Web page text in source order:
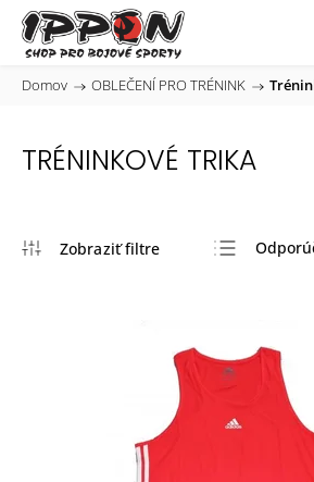
Domov / OBLEČENÍ PRO TRÉNINK /
TRÉNINKOVÉ TRIKA